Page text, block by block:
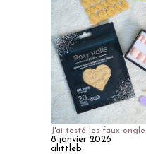
J'ai testé les faux
8 janvier 2026
alittleb